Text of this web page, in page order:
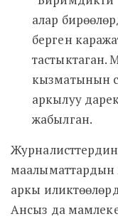
алар
берген
тастыктаган.
кызматынын
аркылуу
жабылган.
аркы
Ансыз да